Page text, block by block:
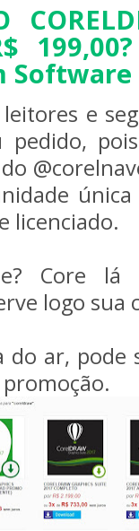
e
pedido,
licenciado.
Core lá
logo sua
do ar,